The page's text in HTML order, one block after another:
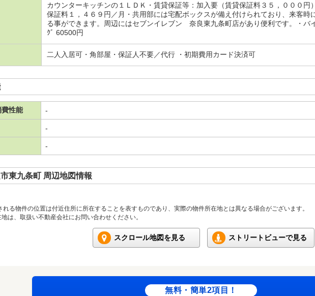
カウンターキッチンの１ＬＤＫ・賃貸保証等：加入要（賃貸保証料３５，０００円
保証料１，４６９円／月・共用部には宅配ボックスが備え付けられており、来客時
る事ができます。周辺にはセブンイレブン 奈良東九条町店があり便利です。・バ
ｸﾞ 60500円
二人入居可・角部屋・保証人不要／代行 ・初期費用カード決済可
費性能 -
-
-
東九条町 周辺地図情報
る物件の位置は付近住所に所在することを表すものであり、実際の物件所在地とは異なる場合がございます。
は、取扱い不動産会社にお問い合わせください。
スクロール地図を見る ストリートビューで見る
無料・簡単2項目！